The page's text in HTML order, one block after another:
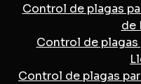
Control de plagas
de
Control de plagas
Control de plagas